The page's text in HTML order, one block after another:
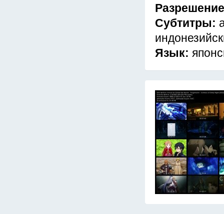
Субтитры:
Язык: